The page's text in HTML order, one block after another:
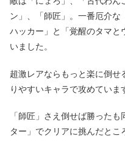
ン」、「師匠」。一番厄介
ハッカー」と「覚醒のタマと
いました。
超激レアならもっと楽に倒せ
りやすいキャラで攻めていま
「師匠」さえ倒せば勝った
ター」でクリアに挑んだとこ